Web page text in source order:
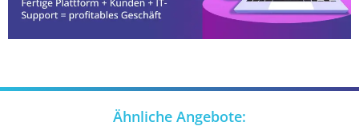
Ähnliche Angebote: